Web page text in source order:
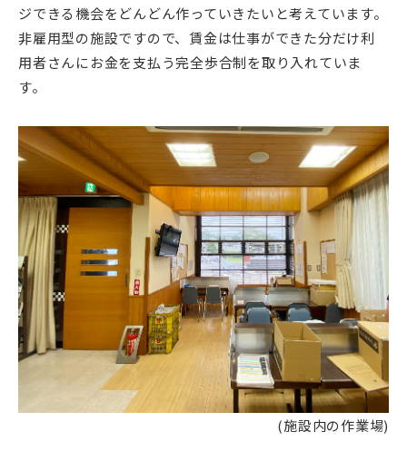
ジできる機会をどんどん作っていきたいと考えています。
非雇用型の施設ですので、賃金は仕事ができた分だけ利
用者さんにお金を支払う完全歩合制を取り入れていま
す。
(施設内の作業場)